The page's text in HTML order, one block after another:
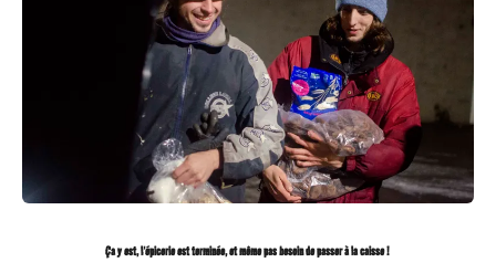
Ça y est, l’épicerie est terminée, et même pas besoin de passer à la caisse !